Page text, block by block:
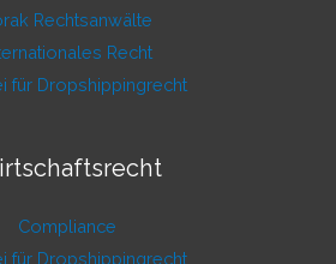
Rechtsanwälte
Recht
für Dropshippingrecht
Compliance
für Dropshippingrecht